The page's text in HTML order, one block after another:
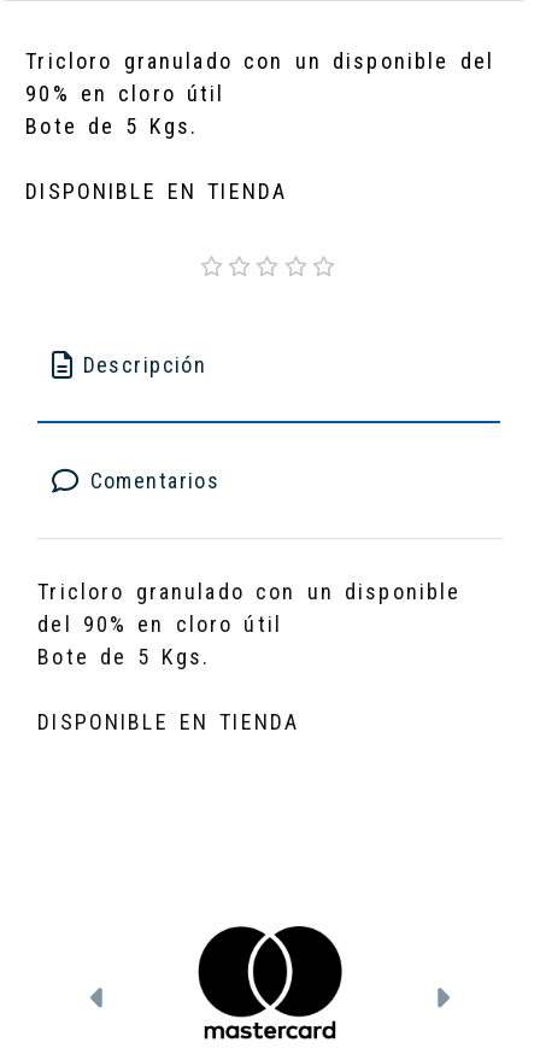
Tricloro granulado con un disponible del
90% en cloro útil
Bote de 5 Kgs.
DISPONIBLE EN TIENDA
Descripción
Comentarios
Tricloro granulado con un disponible
del 90% en cloro útil
Bote de 5 Kgs.
DISPONIBLE EN TIENDA
Anterior